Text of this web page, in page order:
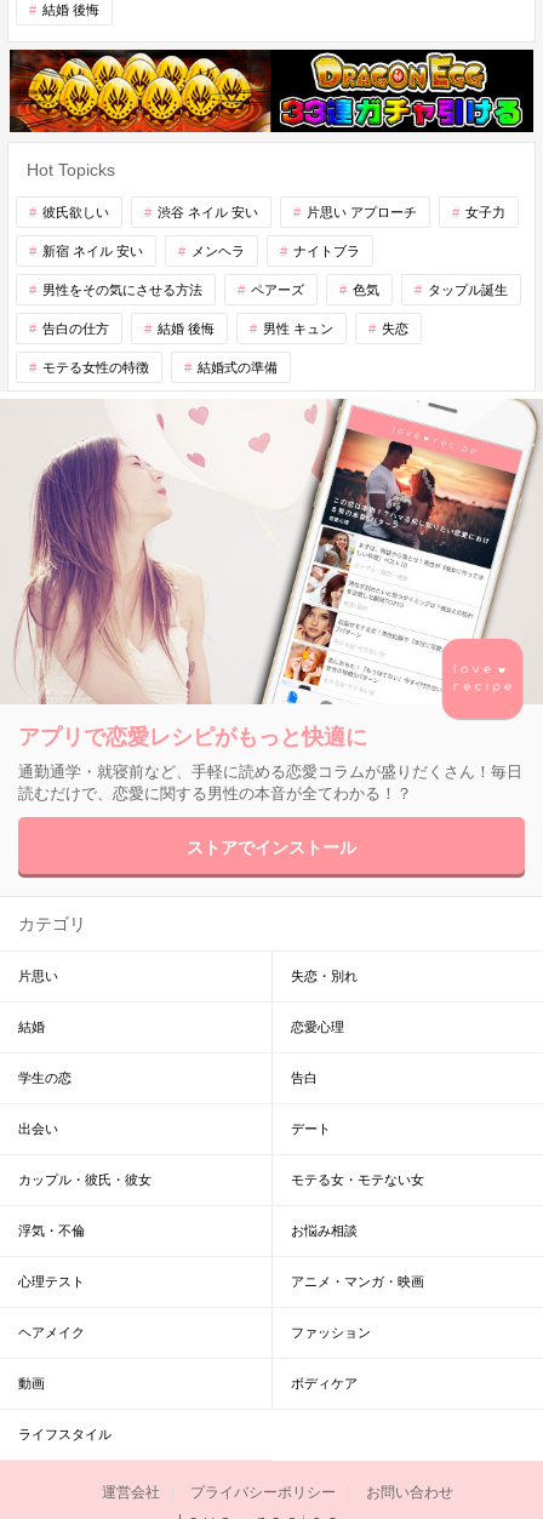
結婚 後悔
Hot Topicks
彼氏欲しい 渋谷 ネイル 安い 片思い アプローチ 女子力
新宿 ネイル 安い メンヘラ ナイトブラ
男性をその気にさせる方法 ペアーズ 色気 タップル誕生
告白の仕方 結婚 後悔 男性 キュン 失恋
モテる女性の特徴 結婚式の準備
アプリで恋愛レシピがもっと快適に
通勤通学・就寝前など、手軽に読める恋愛コラムが盛りだくさん！毎日
読むだけで、恋愛に関する男性の本音が全てわかる！？
ストアでインストール
カテゴリ
片思い 失恋・別れ
結婚 恋愛心理
学生の恋 告白
出会い デート
カップル・彼氏・彼女 モテる女・モテない女
浮気・不倫 お悩み相談
心理テスト アニメ・マンガ・映画
ヘアメイク ファッション
動画 ボディケア
ライフスタイル
運営会社 プライバシーポリシー お問い合わせ